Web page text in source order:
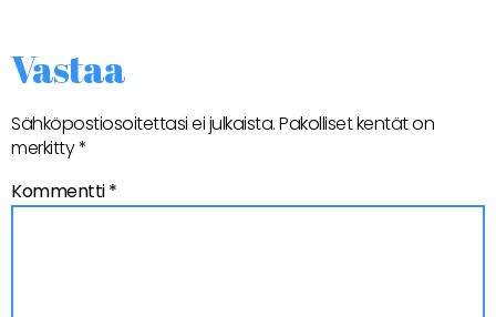
Vastaa
Sähköpostiosoitettasi ei julkaista.Pakolliset kentät on
merkitty*
Kommentti*